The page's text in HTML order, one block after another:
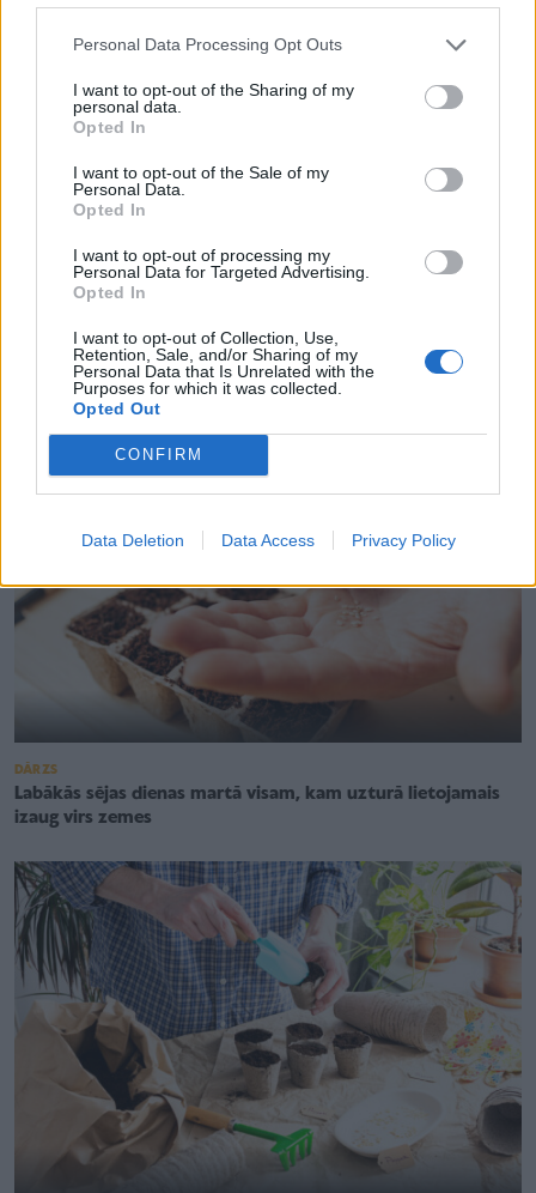
Personal Data Processing Opt Outs
I want to opt-out of the Sharing of my
personal data.
Opted In
I want to opt-out of the Sale of my
Personal Data.
Opted In
I want to opt-out of processing my
Personal Data for Targeted Advertising.
Opted In
I want to opt-out of Collection, Use,
Retention, Sale, and/or Sharing of my
Personal Data that Is Unrelated with the
Purposes for which it was collected.
Opted Out
CONFIRM
Data Deletion Data Access Privacy Policy
"Vai ir jau par vēlu – gribu izmēģināt sēt sēklas?" jautā
DĀRZS
Labākās sējas dienas martā visam, kam uzturā lietojamais
izaug virs zemes